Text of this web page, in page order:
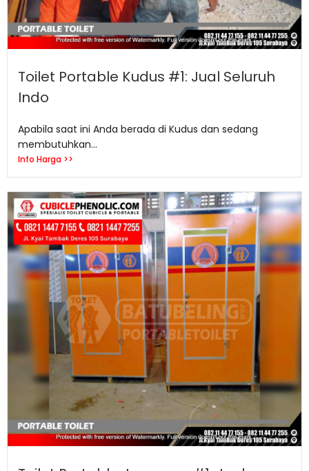
Toilet Portable Kudus #1: Jual Seluruh
Indo
Apabila saat ini Anda berada di Kudus dan sedang
membutuhkan...
Info Harga >>